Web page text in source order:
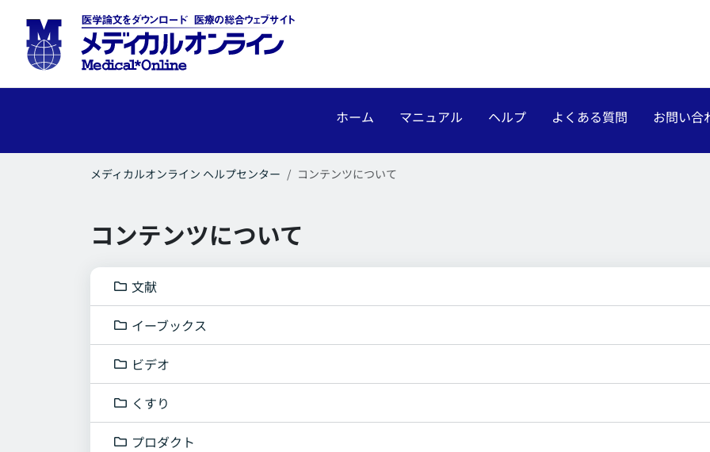
ホーム マニュアル ヘルプ よくある質問 お問い合
メディカルオンライン ヘルプセンター コンテンツについて
コンテンツについて
文献
イーブックス
ビデオ
くすり
プロダクト